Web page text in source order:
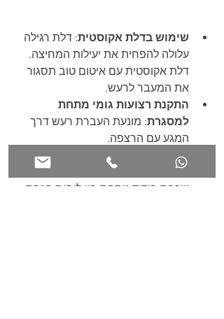
שימוש בדלת אקוסטית: דלת רגילה
עלולה להפחית את יעילות המחיצה.
דלת אקוסטית עם איטום טוב תסגור
את המעבר לרעש.
התקנת רצועות גומי מתחת
למסגרת: מונעת העברת רעש דרך
המגע עם הרצפה.
הוספת שכבת בידוד נוספת
: במקרים
של רעש חזק במיוחד, אפשר להוסיף
שכבת בידוד נוספת בין לוחות הגבס.